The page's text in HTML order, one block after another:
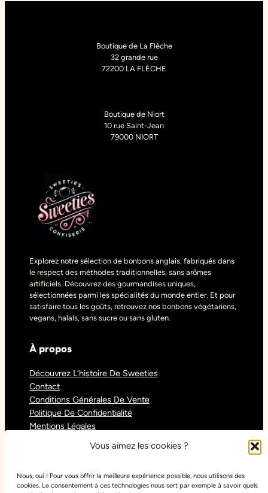
Vous aimez les cookies ?
Nous, oui ! Pour vous offrir la meilleure expérience possible, nous utilisons des
cookies. Le consentement à ces technologies nous sert par exemple à savoir quels
Boutique de La Flèche
32 grande rue
72200 LA FLÈCHE
Boutique de Niort
10 rue Saint-Jean
79000 NIORT
Explorez notre sélection de bonbons anglais, fabriqués dans
le respect des méthodes traditionnelles, sans arômes
artificiels. Découvrez des gourmandises uniques,
sélectionnées parmi les spécialités du monde entier. Et pour
satisfaire tous les goûts, retrouvez nos bonbons végétariens,
vegans, halals, sans sucre ou sans gluten.
À propos
Découvrez L’histoire De Sweeties
Contact
Conditions Générales De Vente
Politique De Confidentialité
Mentions Légales
Réseaux sociaux